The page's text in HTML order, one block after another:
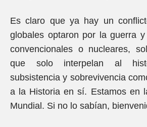
Es claro que ya hay un
globales optaron por la guerra
convencionales o nucleares,
que solo interpelan al
subsistencia y sobrevivencia
a la Historia en sí. Estamos en
Mundial. Si no lo sabían,